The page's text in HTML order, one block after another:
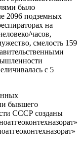
было
2096 подземных
на
часов,
смелость 159
с 5
бывшего
СССР созданы